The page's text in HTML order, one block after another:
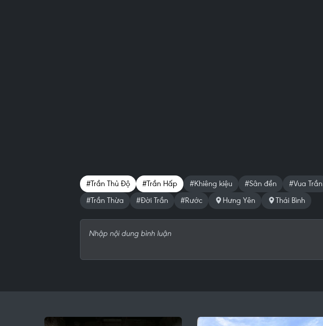
#Trần Thủ Ðộ #Trần Hấp #Khiêng kiệu #Sân đền #Vua Trần
#Trần Thừa
#Đời Trần #Rước Hưng Yên Thái Bình